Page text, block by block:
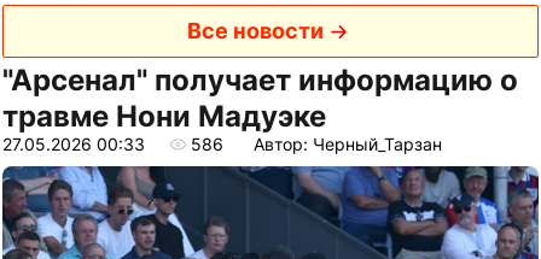
Все новости
"Арсенал" получает информацию о
травме Нони Мадуэке
27.05.2026 00:33 586 Автор: Черный_Тарзан